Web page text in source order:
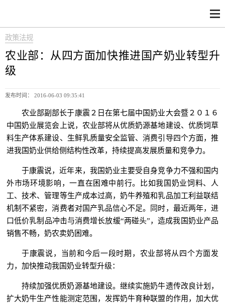
政策法规
农业部：从四方面加快推进国产奶业转型升
级
发布时间： 2016-06-03 09:35:41
农业部副部长于康震２日在第七届中国奶业大会暨２０１６
中国奶业展览会上说，农业部将从优质奶源基地建设、优质饲草
料生产体系建设、生鲜乳质量安全监管、消费引导四个方面，推
进我国奶业供给侧结构性改革，持续提高发展质量和竞争力。
于康震说，近年来，我国奶业主要受自身竞争力不强和国内
外市场环境影响，一直在困难中前行。比如我国奶业饲料、人
工、技术、管理等生产成本过高，奶牛养殖和乳品加工利益联结
机制不紧密，消费者对国产乳品信心不足。同时，最近两年，进
口低价乳制品冲击与消费增长放缓“两碰头”，造成我国奶业产品
销售不畅，奶农卖奶困难。
于康震说，当前和今后一段时期，农业部将从四个方面发
力，加快推动我国奶业转型升级：
持续加强优质奶源基地建设。继续实施奶牛遗传改良计划，
扩大奶牛生产性能测定范围，发挥奶牛育种联盟的作用，加大优